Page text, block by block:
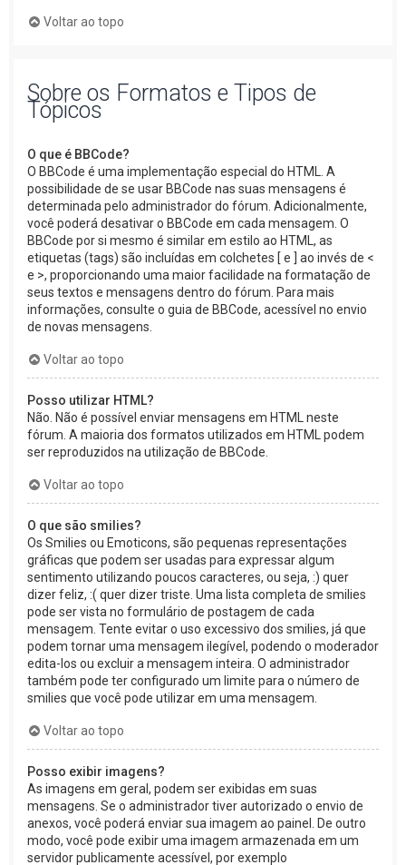
Voltar ao topo
Sobre os Formatos e Tipos de
Tópicos
O que é BBCode?
O BBCode é uma implementação especial do HTML. A
possibilidade de se usar BBCode nas suas mensagens é
determinada pelo administrador do fórum. Adicionalmente,
você poderá desativar o BBCode em cada mensagem. O
BBCode por si mesmo é similar em estilo ao HTML, as
etiquetas (tags) são incluídas em colchetes [ e ] ao invés de <
e >, proporcionando uma maior facilidade na formatação de
seus textos e mensagens dentro do fórum. Para mais
informações, consulte o guia de BBCode, acessível no envio
de novas mensagens.
Voltar ao topo
Posso utilizar HTML?
Não. Não é possível enviar mensagens em HTML neste
fórum. A maioria dos formatos utilizados em HTML podem
ser reproduzidos na utilização de BBCode.
Voltar ao topo
O que são smilies?
Os Smilies ou Emoticons, são pequenas representações
gráficas que podem ser usadas para expressar algum
sentimento utilizando poucos caracteres, ou seja, :) quer
dizer feliz, :( quer dizer triste. Uma lista completa de smilies
pode ser vista no formulário de postagem de cada
mensagem. Tente evitar o uso excessivo dos smilies, já que
podem tornar uma mensagem ilegível, podendo o moderador
edita-los ou excluir a mensagem inteira. O administrador
também pode ter configurado um limite para o número de
smilies que você pode utilizar em uma mensagem.
Voltar ao topo
Posso exibir imagens?
As imagens em geral, podem ser exibidas em suas
mensagens. Se o administrador tiver autorizado o envio de
anexos, você poderá enviar sua imagem ao painel. De outro
modo, você pode exibir uma imagem armazenada em um
servidor publicamente acessível, por exemplo